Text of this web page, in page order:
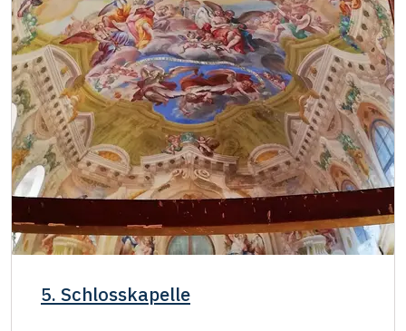
5. Schlosskapelle